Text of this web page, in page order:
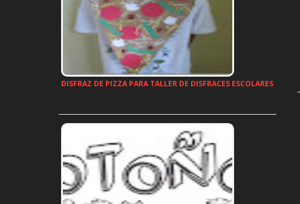
DISFRAZ DE PIZZA PARA TALLER DE DISFRACES ESCOLARES